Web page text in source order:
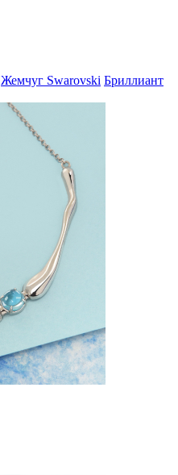
Жемчуг Swarovski Бриллиант